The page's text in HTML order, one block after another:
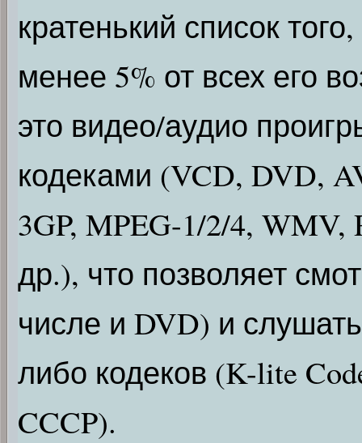
кратенький список
менее 5% от всех его
это видео/аудио
кодеками (VCD, DVD,
3GP, MPEG-1/2/4, WMV,
др.), что позволяет
числе и DVD) и
либо кодеков (K-lite
CCCP).